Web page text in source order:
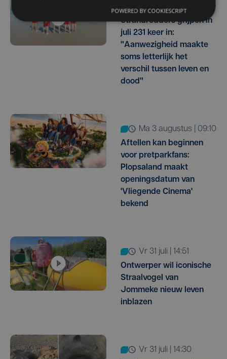
ma 3 augustus | 12:09
Strandredders grijpen in
juli 231 keer in:
"Aanwezigheid maakte
soms letterlijk het
verschil tussen leven en
dood"
ma 3 augustus | 09:10
Aftellen kan beginnen
voor pretparkfans:
Plopsaland maakt
openingsdatum van
'Vliegende Cinema'
bekend
vr 31 juli | 14:51
Ontwerper wil iconische
Straalvogel van
Jommeke nieuw leven
inblazen
vr 31 juli | 14:30
POWERED BY COOKIESCRIPT